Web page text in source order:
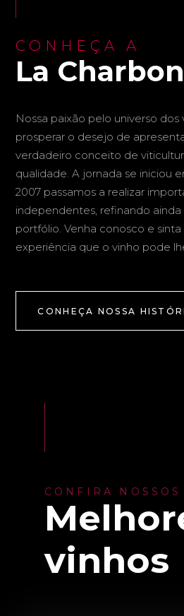
CONHEÇA A
La
Nossa paixão pelo universo dos
prosperar o desejo de
verdadeiro conceito de
qualidade. A jornada se iniciou
2007 passamos a realizar
independentes, refinando ainda
portfólio. Venha conosco e sinta
experiência que o vinho pode
CONHEÇA NOSSA
CONFIRA NOSSOS
vinhos